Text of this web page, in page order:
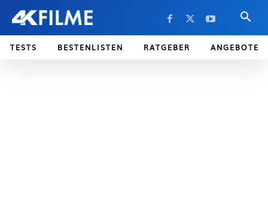
TESTS BESTENLISTEN RATGEBER ANGEBOTE